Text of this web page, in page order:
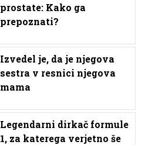
prostate: Kako ga
prepoznati?
Izvedel je, da je njegova
sestra v resnici njegova
mama
Legendarni dirkač formule
1, za katerega verjetno še